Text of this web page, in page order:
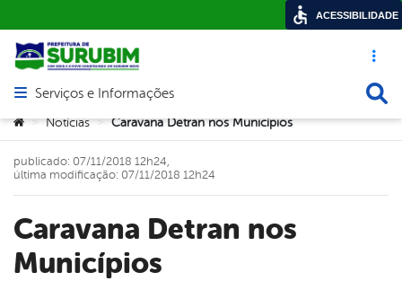
Acesso
Abrir menu principal de navegação
Serviços e Informações
Você está aqui:
> Notícias > Caravana Detran nos Municípios
Caravana Detran nos
Municípios
publicado: 07/11/2018 12h24,
última modificação: 07/11/2018 12h24
ACESSIBILIDADE